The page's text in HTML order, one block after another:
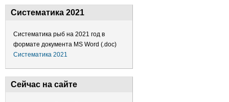
Систематика 2021
Систематика рыб на 2021 год в
формате документа MS Word (.doc)
Систематика 2021
Сейчас на сайте